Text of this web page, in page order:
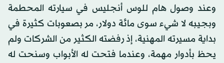
وعند وصول هام للوس أنجليس في سيارته المحطمة
وبجيبه لا شيء سوى مائة دولار، مر بصعوبات كثيرة في
بداية مسيرته المهنية، إذ رفضته الكثير من الشركات ولم
يحظ بأدوار مهمة، وعندما فتحت له الأبواب وسنحت له